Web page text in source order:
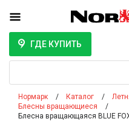
ГДЕ КУПИТЬ
Нормарк Каталог
Блесны вращающиеся
Блесна вращающаяся BLUE